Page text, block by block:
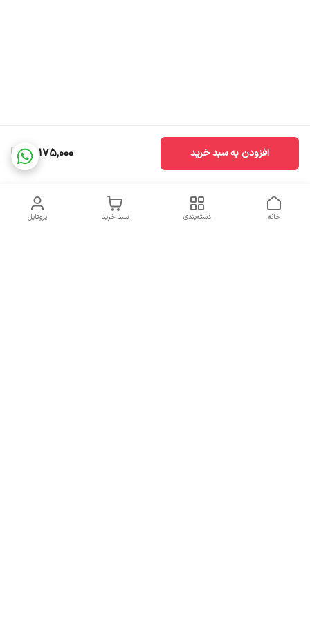
20,175,000 افزودن به سبد خرید
پروفایل سبد خرید دسته‌بندی خانه